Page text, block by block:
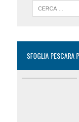
SFOGLIA PESCARA